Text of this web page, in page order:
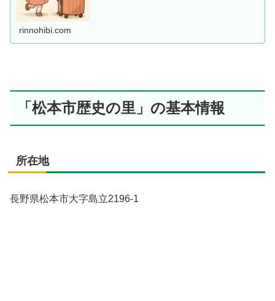
rinnohibi.com
「松本市歴史の里」の基本情報
所在地
長野県松本市大字島立2196-1